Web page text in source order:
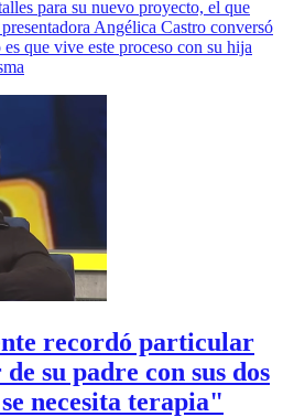
para su nuevo proyecto, el que
Angélica Castro conversó
que vive este proceso con su hija
recordó particular
su padre con sus dos
necesita terapia"